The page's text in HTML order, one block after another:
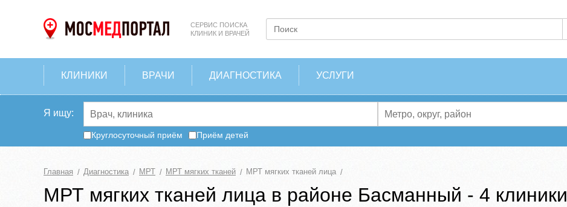
СЕРВИС ПОИСКА
КЛИНИК И ВРАЧЕЙ
КЛИНИКИ ВРАЧИ ДИАГНОСТИКА УСЛУГИ
Я ищу:
Круглосуточный приём Приём детей
Главная Диагностика МРТ МРТ мягких тканей МРТ мягких тканей лица
МРТ мягких тканей лица в районе Басманный - 4 клиники